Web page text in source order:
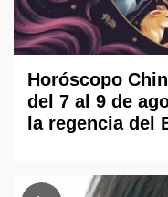
Horóscopo
del 7 al 9 de
la regencia del